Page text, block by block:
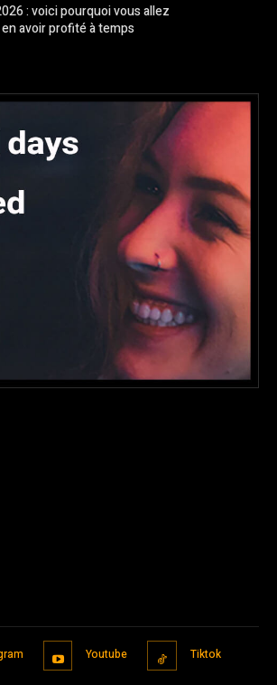
: voici pourquoi vous allez
avoir profité à temps
Youtube Tiktok